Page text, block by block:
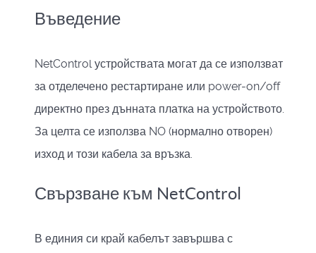
Въведение
NetControl устройствата могат да се използват
за отделечено рестартиране или power-on/off
директно през дънната платка на устройството.
За целта се използва NO (нормално отворен)
изход и този кабела за връзка.
Свързване към NetControl
В единия си край кабелът завършва с